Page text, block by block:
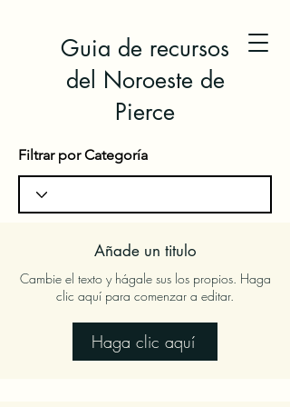
Guia de recursos
del Noroeste de
Pierce
Filtrar por Categoría
Añade un titulo
Cambie el texto y hágale sus los propios. Haga
clic aquí para comenzar a editar.
Haga clic aquí